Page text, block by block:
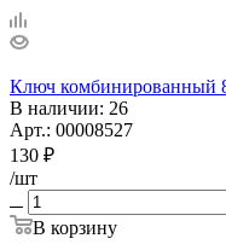
Ключ комбинированный
В наличии: 26
Арт.: 00008527
130 ₽
/шт
В корзину